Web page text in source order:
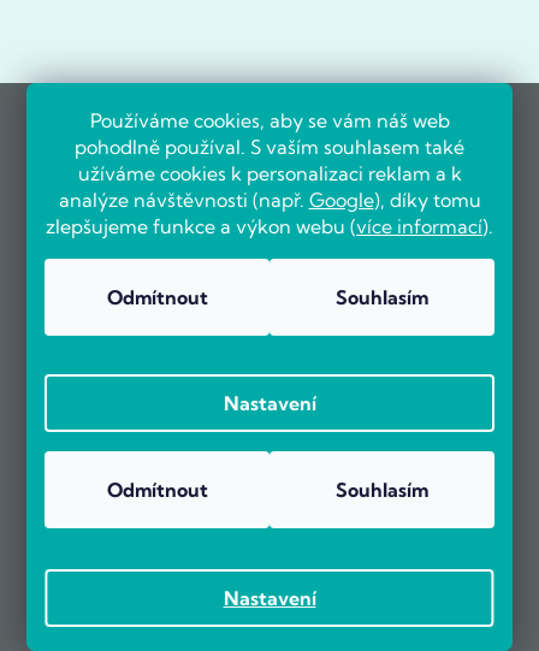
Používáme cookies, aby se vám náš web
pohodlně používal. S vaším souhlasem také
užíváme cookies k personalizaci reklam a k
analýze návštěvnosti (např. Google), díky tomu
zlepšujeme funkce a výkon webu (více informací).
Nastavení
Odmítnout Souhlasím
Nastavení
Odmítnout Souhlasím
OVĚŘENO ZÁKAZNÍKY
Už více než 5000 zákazníků nás doporučuje na základě recenzí
na portálu Heureka.cz.
Recenze zákazníků z Heureky